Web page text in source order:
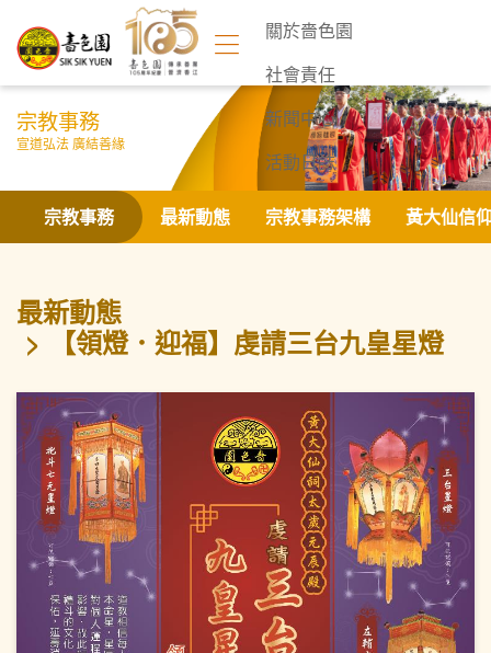
關於嗇色園
社會責任
新聞中心
活動日誌
聯絡我們
宗教事務
宣道弘法 廣結善緣
宗教事務 最新動態 宗教事務架構 黃大仙信
最新動態
【領燈．迎福】虔請三台九皇星燈